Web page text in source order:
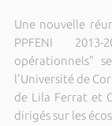
Une nouvelle
PPFENI
opérationnels"
l'Université de
de Lila Ferrat et
dirigés sur les